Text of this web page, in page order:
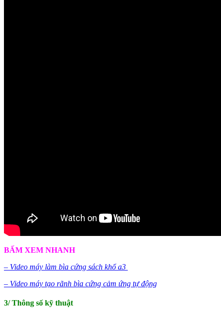
BẤM XEM NHANH
– Video máy làm bìa cứng sách khổ a3
– Video máy tạo rãnh bìa cứng cảm ứng tự động
3/ Thông số kỹ thuật